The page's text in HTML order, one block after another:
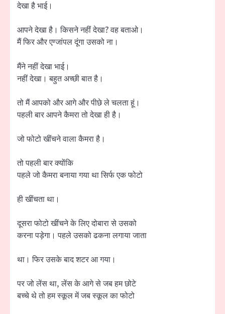
देखा है भाई।
आपने देखा है। किसने नहीं देखा? वह बताओ।
मैं फिर और एग्जांपल दूंगा उसको ना।
मैंने नहीं देखा भाई।
नहीं देखा। बहुत अच्छी बात है।
तो मैं आपको और आगे और पीछे ले चलता हूं।
पहली बार आपने कैमरा तो देखा ही है।
जो फोटो खींचने वाला कैमरा है।
तो पहली बार क्योंकि
पहले जो कैमरा बनाया गया था सिर्फ एक फोटो
ही खींचता था।
दूसरा फोटो खींचने के लिए दोबारा से उसको
करना पड़ेगा। पहले उसको ढकना लगाया जाता
था। फिर उसके बाद शटर आ गया।
पर जो लेंस था, लेंस के आगे से जब हम छोटे
बच्चे थे तो हम स्कूल में जब स्कूल का फोटो